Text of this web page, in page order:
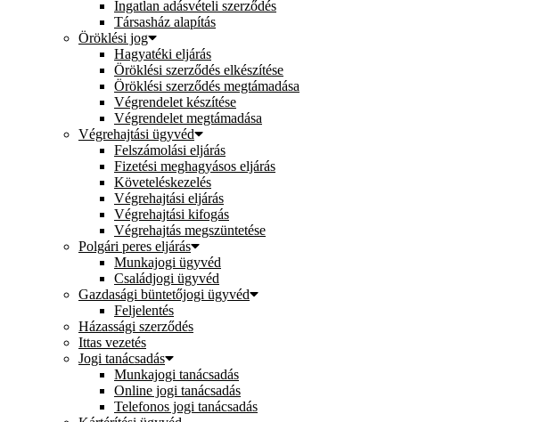
Ingatlan adásvételi szerződés
Társasház alapítás
Öröklési jog
Hagyatéki eljárás
Öröklési szerződés elkészítése
Öröklési szerződés megtámadása
Végrendelet készítése
Végrendelet megtámadása
Végrehajtási ügyvéd
Felszámolási eljárás
Fizetési meghagyásos eljárás
Követeléskezelés
Végrehajtási eljárás
Végrehajtási kifogás
Végrehajtás megszüntetése
Polgári peres eljárás
Munkajogi ügyvéd
Családjogi ügyvéd
Gazdasági büntetőjogi ügyvéd
Feljelentés
Házassági szerződés
Ittas vezetés
Jogi tanácsadás
Munkajogi tanácsadás
Online jogi tanácsadás
Telefonos jogi tanácsadás